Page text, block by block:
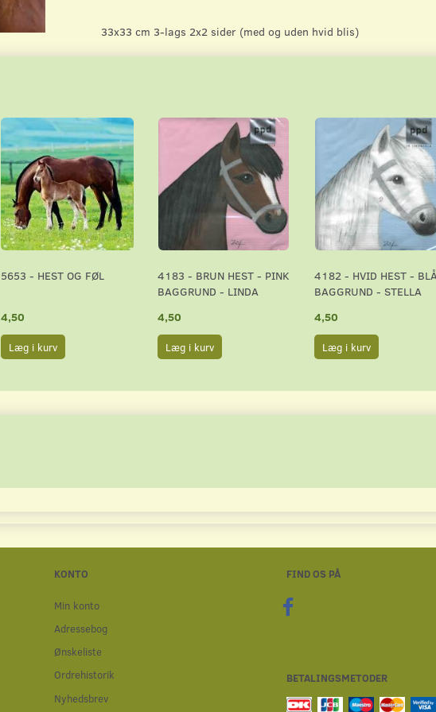
33x33 cm 3-lags 2x2 sider (med og uden hvid blis)
5653 - HEST OG FØL
4,50
Læg i kurv
4183 - BRUN HEST - PINK
BAGGRUND - LINDA
4,50
Læg i kurv
4182 - HVID HEST - BLÅ
BAGGRUND - STELLA
4,50
Læg i kurv
KONTO
Min konto
Adressebog
Ønskeliste
Ordrehistorik
Nyhedsbrev
FIND OS PÅ
BETALINGSMETODER